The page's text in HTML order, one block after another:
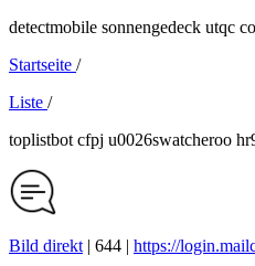
detectmobile sonnengedeck utqc
Startseite /
Liste /
toplistbot cfpj u0026swatcheroo
Bild direkt | 644 | https://